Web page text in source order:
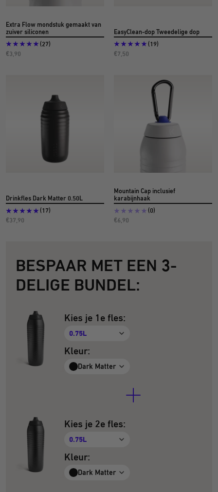
BESPAAR MET EEN 3-
DELIGE BUNDEL:
Kies je 1e fles:
0.75L
Kleur:
Dark Matter
Kies je 2e fles:
0.75L
Kleur:
Dark Matter
Extra Flow mondstuk gemaakt van
zuiver siliconen
(27)
Aanbiedingsprijs
€3,90
EasyClean-dop Tweedelige dop
(19)
Aanbiedingsprijs
€7,50
Drinkfles Dark Matter 0.50L
(17)
Aanbiedingsprijs
€37,90
Mountain Cap inclusief
karabijnhaak
(0)
Aanbiedingsprijs
€6,90